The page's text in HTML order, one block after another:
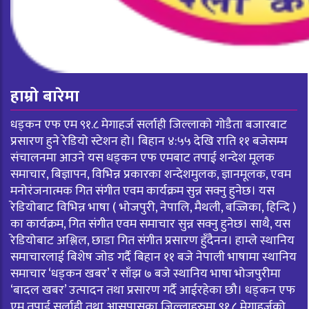
हाम्रो बारेमा
धड्कन एफ एम ९१.८ मेगाहर्ज सर्लाही जिल्लाको गोडैता बजारबाट
प्रसारण हुने रेडियो स्टेशन हो। बिहान ४:५५ देखि राति ११ बजेसम्म
संचालनमा आउने यस धड्कन एफ एमबाट तपाई शन्देश मूलक
समाचार, बिज्ञापन, विभिन्न प्रकारका शन्देशमुलक, ज्ञानमूलक, एवम
मनोरंजनात्मक गित संगीत एवम कार्यक्रम सुन्न सक्नु हुनेछ। यस
रेडियोबाट विभिन्न भाषा ( भोजपुरी, नेपालि, मैथली, बज्जिका, हिन्दि )
का कार्यक्रम, गित संगीत एवम समाचार सुन्न सक्नु हुनेछ। साथै, यस
रेडियोबाट अश्लिल, छाडा गित संगीत प्रसारण हुँदैनन। हाम्ले स्थानिय
समाचारलाई बिशेष जोड गर्दै बिहान ११ बजे नेपाली भाषामा स्थानिय
समाचार ‘धड्कन खबर’ र साँझ ७ बजे स्थानिय भाषा भोजपुरीमा
‘बादल खबर’ उत्पादन तथा प्रसारण गर्दै आईरहेका छौ। धड्कन एफ